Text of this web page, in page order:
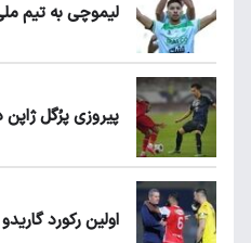
لیموچی به تیم
پیروزی پرُگل ژاپن
اولین رکورد